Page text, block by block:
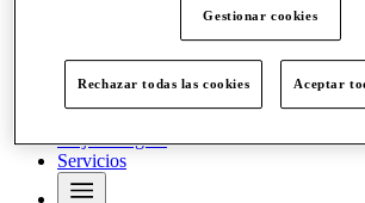
Planifica tu visita
Tarjetas regalo
Servicios
Gestionar cookies
Rechazar todas las cookies Aceptar